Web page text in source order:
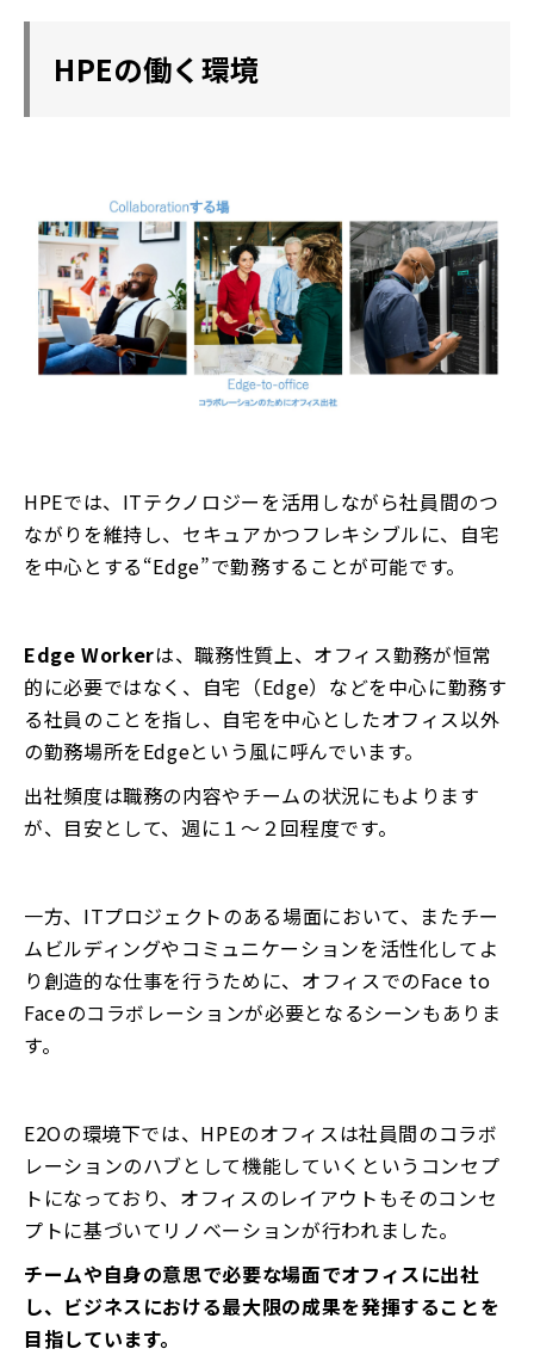
HPEの働く環境
HPEでは、ITテクノロジーを活用しながら社員間のつ
ながりを維持し、セキュアかつフレキシブルに、自宅
を中心とする“Edge”で勤務することが可能です。
Edge Workerは、職務性質上、オフィス勤務が恒常
的に必要ではなく、自宅（Edge）などを中心に勤務す
る社員のことを指し、自宅を中心としたオフィス以外
の勤務場所をEdgeという風に呼んでいます。
出社頻度は職務の内容やチームの状況にもよります
が、目安として、週に１～２回程度です。
一方、ITプロジェクトのある場面において、またチー
ムビルディングやコミュニケーションを活性化してよ
り創造的な仕事を行うために、オフィスでのFace to
Faceのコラボレーションが必要となるシーンもありま
す。
E2Oの環境下では、HPEのオフィスは社員間のコラボ
レーションのハブとして機能していくというコンセプ
トになっており、オフィスのレイアウトもそのコンセ
プトに基づいてリノベーションが行われました。
チームや自身の意思で必要な場面でオフィスに出社
し、ビジネスにおける最大限の成果を発揮することを
目指しています。